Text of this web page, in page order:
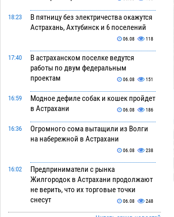
18:23
В пятницу без электричества окажутся
Астрахань, Ахтубинск и 6 поселений
06.08 118
17:40
В астраханском поселке ведутся
работы по двум федеральным
проектам
06.08 151
16:59
Модное дефиле собак и кошек пройдет
в Астрахани
06.08 186
16:36
Огромного сома вытащили из Волги
на набережной в Астрахани
06.08 238
16:02
Предприниматели с рынка
Жилгородок в Астрахани продолжают
не верить, что их торговые точки
снесут
06.08 248